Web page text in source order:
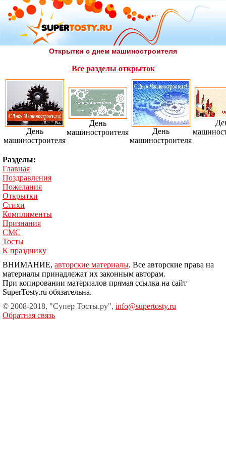
Открытки с днем машиностроителя
Все разделы открыток
День
машиностроителя
День
машиностроителя
День
машиностроителя
Разделы:
Главная
Поздравления
Пожелания
Открытки
Стихи
Комплименты
Признания
СМС
Тосты
К празднику
ВНИМАНИЕ, авторские материалы. Все авторские права на
материалы принадлежат их законным авторам.
При копировании материалов прямая ссылка на сайт
SuperTosty.ru обязательна.
© 2008-2018, "Супер Тосты.ру", info@supertosty.ru
Обратная связь